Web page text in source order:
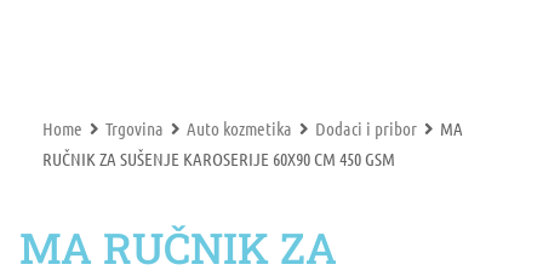
Home Trgovina Auto kozmetika Dodaci i pribor
MA
RUČNIK ZA SUŠENJE KAROSERIJE 60X90 CM 450 GSM
MA RUČNIK ZA